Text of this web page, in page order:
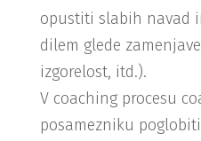
opustiti slabih navad
dilem glede
izgorelost, itd.).
V coaching procesu
posamezniku